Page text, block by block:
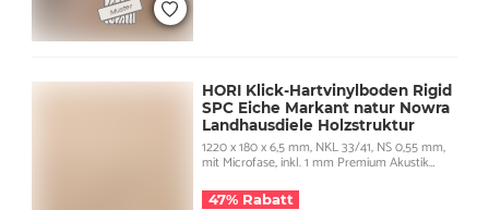
HORI Klick-Hartvinylboden Rigid
SPC Eiche Markant natur Nowra
Landhausdiele Holzstruktur
1220 x 180 x 6,5 mm, NKL 33/41, NS 0,55 mm,
mit Microfase, inkl. 1 mm Premium Akustik
47% Rabatt